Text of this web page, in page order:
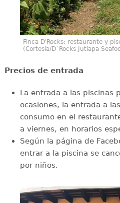
Finca D'Rocks: restaurante y
(Cortesía/D´Rocks Jutiapa
Precios de entrada
La entrada a las piscinas
ocasiones, la entrada a
consumo en el
a viernes, en horarios
Según la página de
entrar a la piscina se
por niños.